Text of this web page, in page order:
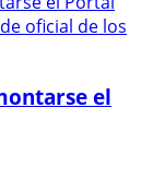
el